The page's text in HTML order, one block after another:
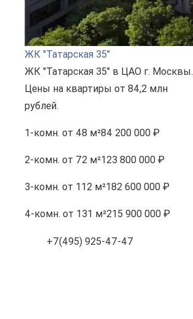
ЖК "Татарская 35"
ЖК "Татарская 35" в ЦАО г. Москвы.
Цены на квартиры от 84,2 млн
рублей.
1-комн. от 48 м²84 200 000 ₽
2-комн. от 72 м²123 800 000 ₽
3-комн. от 112 м²182 600 000 ₽
4-комн. от 131 м²215 900 000 ₽
+7(495) 925-47-47